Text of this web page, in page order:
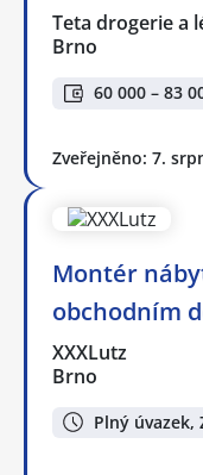
Teta drogerie a
Brno
60 000 – 83
Zveřejněno: 7.
Montér
obchodním
XXXLutz
Brno
Plný úvazek,